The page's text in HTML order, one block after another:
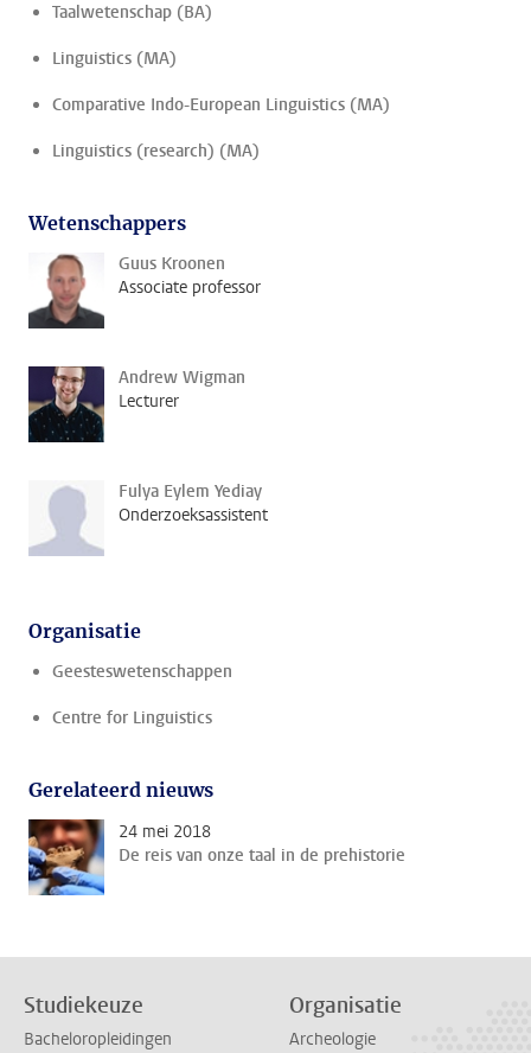
Taalwetenschap (BA)
Linguistics (MA)
Comparative Indo-European Linguistics (MA)
Linguistics (research) (MA)
Wetenschappers
Guus Kroonen
Associate professor
Andrew Wigman
Lecturer
Fulya Eylem Yediay
Onderzoeksassistent
Organisatie
Geesteswetenschappen
Centre for Linguistics
Gerelateerd nieuws
24 mei 2018
De reis van onze taal in de prehistorie
Studiekeuze
Bacheloropleidingen
Organisatie
Archeologie